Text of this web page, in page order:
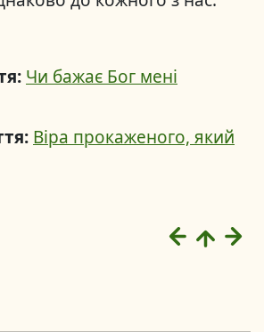
Чи бажає Бог мені
Віра прокаженого, який